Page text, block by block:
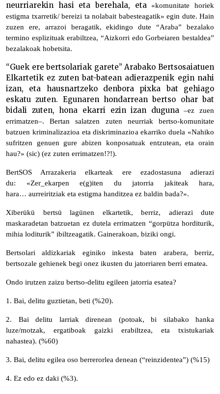
neurriarekin hasi eta berehala, eta
«komunitate horiek
estigma txarretik/ bereizi ta nolabait babesteagatik» egin dute. Hain
zuzen ere, arrazoi beragatik, ekidingo dute “Araba” bezalako
termino esplizituak erabiltzea, “Aizkorri edo Gorbeiaren bestaldea”
bezalakoak hobetsita.
“Guek ere bertsolariak garete” Arabako Bertsosaiatuen
Elkartetik ez zuten bat-batean adierazpenik egin nahi
izan, eta hausnartzeko denbora pixka bat gehiago
eskatu zuten. Egunaren hondarrean bertso ohar bat
bidali zuten, hona ekarri ezin izan duguna‒ez zuen
errimatzen‒. Bertan salatzen zuten neurriak bertso-komunitate
batzuen kriminalizazioa eta diskriminazioa ekarriko duela «Nahiko
sufritzen genuen gure abizen konposatuakentzutean, eta orain
hau?» (sic) (ez zuten errimatzen!?!).
BertSOS Arrazakeria elkarteak ere ezadostasuna adierazi
du: «Zer_ ekarpen e(g)iten du jatorria jakiteak hara,
hara… aurreiritziak eta estigma handitzea ez baldin bada?».
Xiberükü bertsü lagünen elkartetik, berriz, adierazi dute
maskaradetan batzuetan ez dutela errimatzen “gorpütza horditurik,
mihia loditurik” ibiltzeagatik. Gainerakoan, biziki ongi.
Bertsolari aldizkariak eginiko inkesta baten arabera, berriz,
bertsozale gehienek begi onez ikusten du jatorriaren berri ematea.
Ondo irutzen zaizu bertso-delitu egileen jatorria esatea?
1. Bai, delitu guztietan, beti (%20).
2. Bai delitu larriak direnean (potoak, bi silabako hanka
luze/motzak, ergatiboak gaizki erabiltzea, eta txistukariak
nahastea). (%60)
3. Bai, delitu egilea oso berrerorlea denean (“reinzidentea”) (%15)
4. Ez edo ez daki (%3).